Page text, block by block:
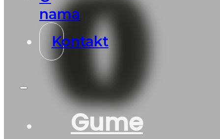
nama
Kontakt
Gume